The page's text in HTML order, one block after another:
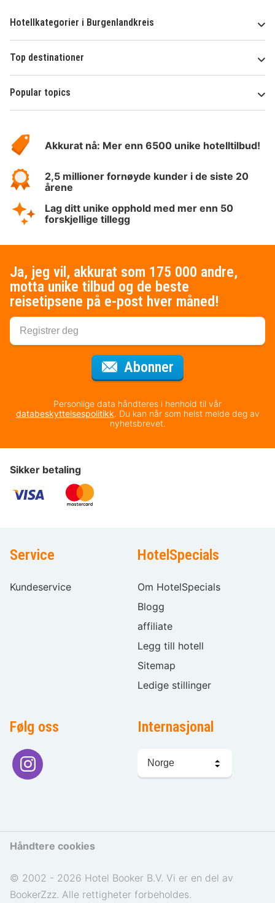
Hotellkategorier i Burgenlandkreis
Top destinationer
Popular topics
Hotelspecials
Akkurat nå: Mer enn 6500 unike hotelltilbud!
2,5 millioner fornøyde kunder i de siste 20
årene
Lag ditt unike opphold med mer enn 50
forskjellige tillegg
Ja, jeg vil, akkurat som 175 000 andre,
motta unike tilbud og de beste
reisetipsene på e-post hver måned!
Abonner
Personlige data håndteres i henhold til vår
databeskyttelsespolitikk. Du kan når som helst melde deg av
nyhetsbrevet.
Sikker betaling
Service
Kundeservice
HotelSpecials
Om HotelSpecials
Blogg
affiliate
Legg till hotell
Sitemap
Ledige stillinger
Følg oss Internasjonal
Håndtere cookies
© 2002 - 2026 Hotel Booker B.V. Vi er en del av
BookerZzz. Alle rettigheter forbeholdes.